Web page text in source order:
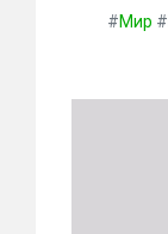
#Мир #